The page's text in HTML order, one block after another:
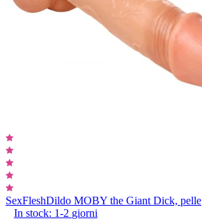
SexFleshDildo MOBY the Giant Dick, pelle
In stock: 1-2 giorni